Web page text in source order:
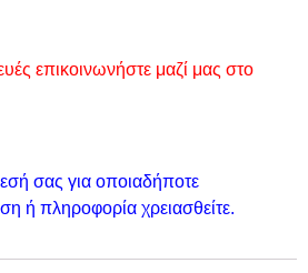
επικοινωνήστε μαζί μας στο
σας για οποιαδήποτε
ή πληροφορία χρειασθείτε.